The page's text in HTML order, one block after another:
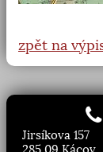
zpět na
Jirsíkova 157